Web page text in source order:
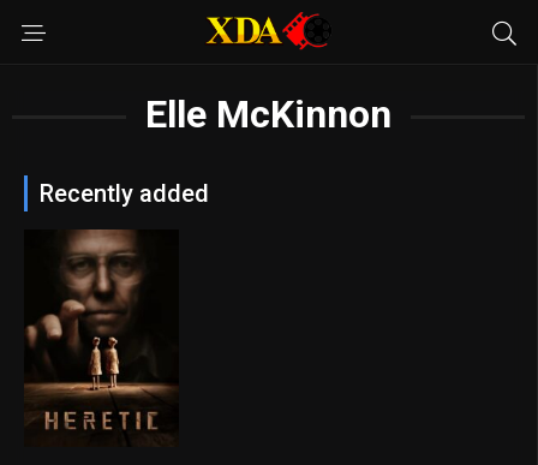
Elle McKinnon
Recently added